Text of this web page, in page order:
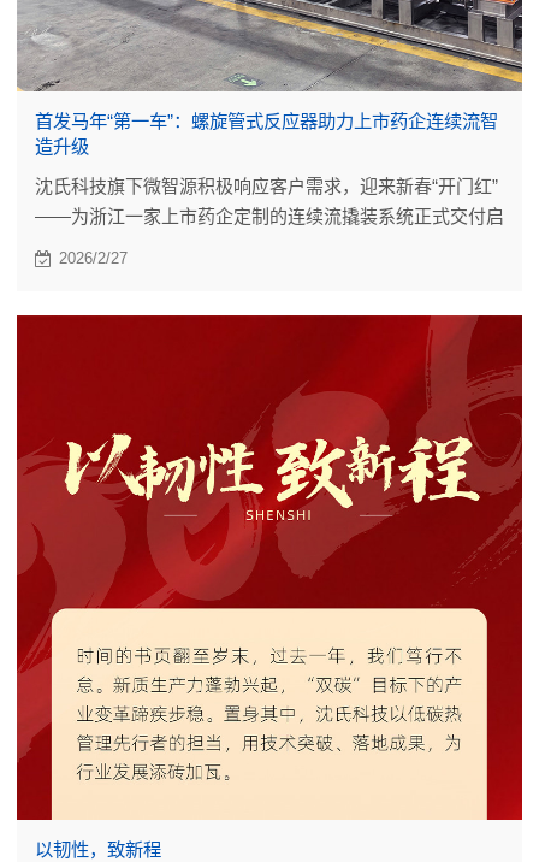
首发马年“第一车”：螺旋管式反应器助力上市药企连续流智
造升级
沈氏科技旗下微智源积极响应客户需求，迎来新春“开门红”
——为浙江一家上市药企定制的连续流撬装系统正式交付启
运。
2026/2/27
以韧性，致新程